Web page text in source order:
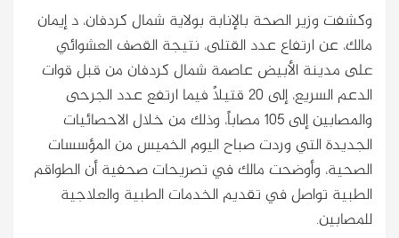
وكشفت وزير الصحة بالإنابة بولاية شمال كردفان، د إيمان
مالك، عن ارتفاع عدد القتلى، نتيجة القصف العشوائي
على مدينة الأبيض عاصمة شمال كردفان من قبل قوات
الدعم السريع، إلى 20 قتيلاً فيما ارتفع عدد الجرحى
والمصابين إلى 105 مصاباً، وذلك من خلال الاحصائيات
الجديدة التي وردت صباح اليوم الخميس من المؤسسات
الصحية، وأوضحت مالك في تصريحات صحفية أن الطواقم
الطبية تواصل في تقديم الخدمات الطبية والعلاجية
للمصابين.